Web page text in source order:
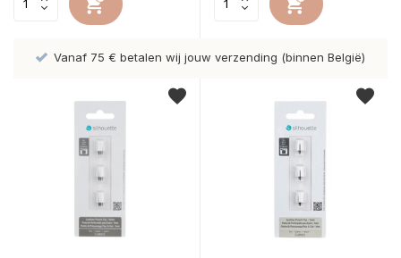
Vanaf 75 € betalen wij jouw verzending (binnen België)